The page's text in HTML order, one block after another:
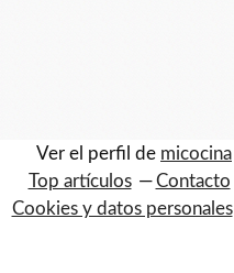
Ver el perfil de micocina
Top artículos
Contacto
Cookies y datos personales